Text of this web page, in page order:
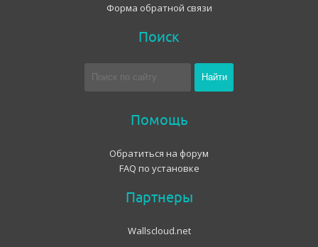
Форма обратной связи
Поиск
Помощь
Обратиться на форум
FAQ по установке
Партнеры
Wallscloud.net